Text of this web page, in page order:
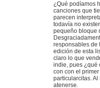
¿Qué podíamos
canciones que
parecen
todavía no
pequeño bloque
responsables de
edición de esta
claro lo que
indie, pues ¿qué
con con el
particularcitas.
atenerse.